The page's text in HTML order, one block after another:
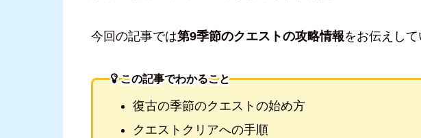
今回の記事では第9季節のクエストの攻略情報をお伝えして
この記事でわかること
復古の季節のクエストの始め方
クエストクリアへの手順